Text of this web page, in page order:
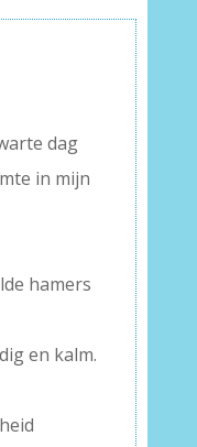
dag
in mijn
hamers
en kalm.